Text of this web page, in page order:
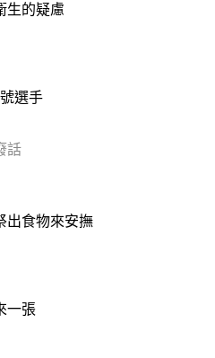
生的疑慮
選手
話
出食物來安撫
一張